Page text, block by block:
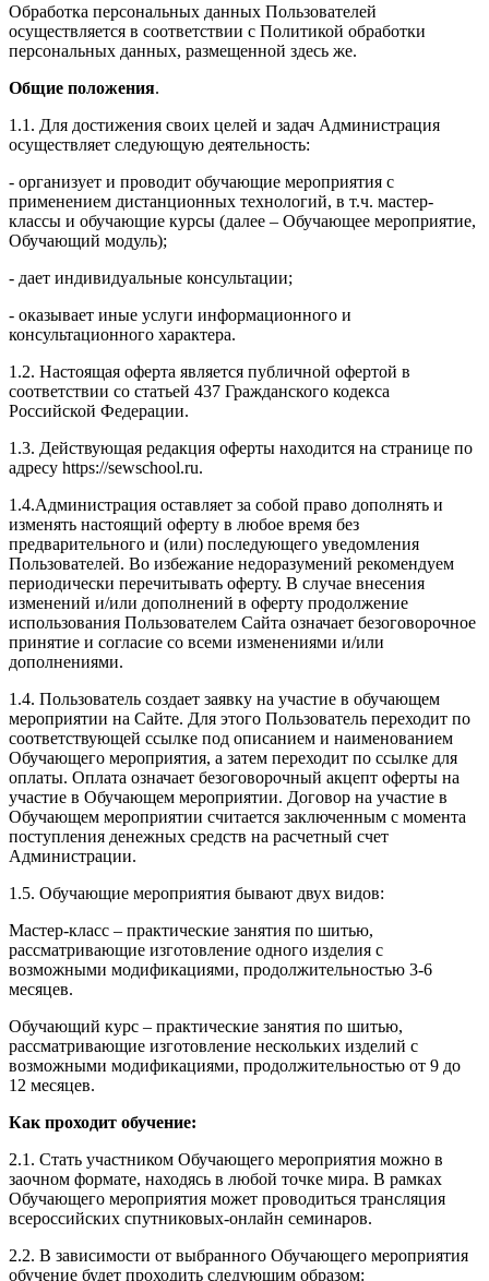
Обработка персональных данных Пользователей
осуществляется в соответствии с Политикой обработки
персональных данных, размещенной здесь же.
Общие положения.
1.1. Для достижения своих целей и задач Администрация
осуществляет следующую деятельность:
- организует и проводит обучающие мероприятия с
применением дистанционных технологий, в т.ч. мастер-
классы и обучающие курсы (далее – Обучающее мероприятие,
Обучающий модуль);
- дает индивидуальные консультации;
- оказывает иные услуги информационного и
консультационного характера.
1.2. Настоящая оферта является публичной офертой в
соответствии со статьей 437 Гражданского кодекса
Российской Федерации.
1.3. Действующая редакция оферты находится на странице по
адресу https://sewschool.ru.
1.4.Администрация оставляет за собой право дополнять и
изменять настоящий оферту в любое время без
предварительного и (или) последующего уведомления
Пользователей. Во избежание недоразумений рекомендуем
периодически перечитывать оферту. В случае внесения
изменений и/или дополнений в оферту продолжение
использования Пользователем Сайта означает безоговорочное
принятие и согласие со всеми изменениями и/или
дополнениями.
1.4. Пользователь создает заявку на участие в обучающем
мероприятии на Сайте. Для этого Пользователь переходит по
соответствующей ссылке под описанием и наименованием
Обучающего мероприятия, а затем переходит по ссылке для
оплаты. Оплата означает безоговорочный акцепт оферты на
участие в Обучающем мероприятии. Договор на участие в
Обучающем мероприятии считается заключенным с момента
поступления денежных средств на расчетный счет
Администрации.
1.5. Обучающие мероприятия бывают двух видов:
Мастер-класс – практические занятия по шитью,
рассматривающие изготовление одного изделия с
возможными модификациями, продолжительностью 3-6
месяцев.
Обучающий курс – практические занятия по шитью,
рассматривающие изготовление нескольких изделий с
возможными модификациями, продолжительностью от 9 до
12 месяцев.
Как проходит обучение:
2.1. Стать участником Обучающего мероприятия можно в
заочном формате, находясь в любой точке мира. В рамках
Обучающего мероприятия может проводиться трансляция
всероссийских спутниковых-онлайн семинаров.
2.2. В зависимости от выбранного Обучающего мероприятия
обучение будет проходить следующим образом: